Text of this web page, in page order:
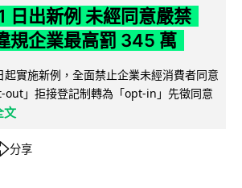
日出新例 未經同意嚴禁
規企業最高罰 345 萬
實施新例，全面禁止企業未經消費者同意
out」拒接登記制轉為「opt-in」先徵同意
文
分享